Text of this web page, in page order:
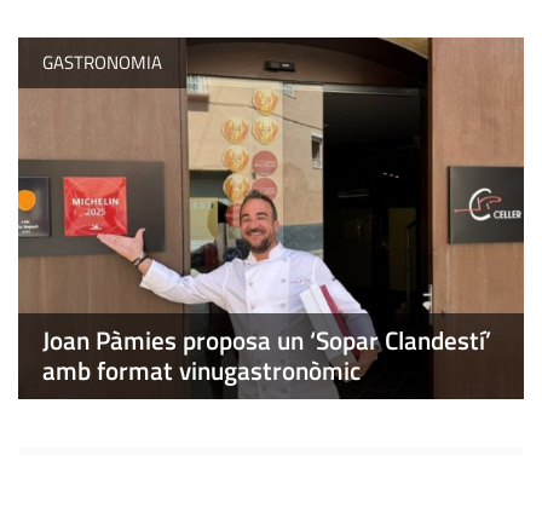
GASTRONOMIA
Joan Pàmies proposa un ‘Sopar Clandestí’
amb format vinugastronòmic